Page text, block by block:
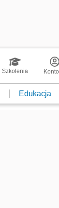
Szkolenia Konto
Edukacja